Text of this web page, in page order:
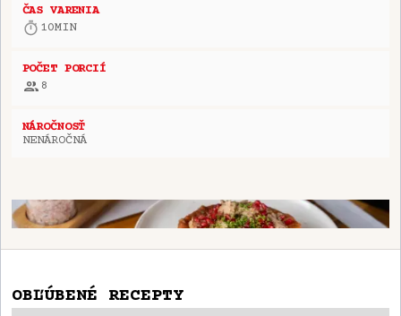
ČAS VARENIA
10MIN
POČET PORCIÍ
8
NÁROČNOSŤ
NENÁROČNÁ
OBĽÚBENÉ RECEPTY